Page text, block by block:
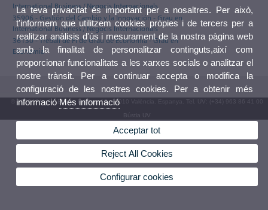
International Business / Negocis Internacionals
35906 - Gestión del Cambio y la Innovación - Grau en
International Business / Negocis Internacionals
36130 - Treball de Fi de Grau de Economia - Grau en
Economia
© 2026 UV. - Av. Blasco Ibáñez, 13. 46010 València. Espanya. Tel. UV: (+34) 963 86 41 00
Bústia UV
La teva privacitat és important per a nosaltres. Per això,
t'informem que utilitzem cookies pròpies i de tercers per a
realitzar anàlisis d'ús i mesurament de la nostra pàgina web
amb la finalitat de personalitzar continguts,així com
proporcionar funcionalitats a les xarxes socials o analitzar el
nostre trànsit. Per a continuar accepta o modifica la
configuració de les nostres cookies. Per a obtenir més
informacióMés informació
Acceptar tot
Reject All Cookies
Configurar cookies